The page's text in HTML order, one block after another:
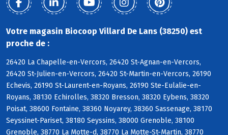
Votre magasin Biocoop Villard De Lans (38250) est
proche de :
26420 La Chapelle-en-Vercors, 26420 St-Agnan-en-Vercors,
26420 St-Julien-en-Vercors, 26420 St-Martin-en-Vercors, 26190
Echevis, 26190 St-Laurent-en-Royans, 26190 Ste-Eulalie-en-
Royans, 38130 Echirolles, 38320 Bresson, 38320 Eybens, 38320
Poisat, 38600 Fontaine, 38360 Noyarey, 38360 Sassenage, 38170
Seyssinet-Pariset, 38180 Seyssins, 38000 Grenoble, 38100
Grenoble, 38770 La Motte-d, 38770 La Motte-St-Martin, 38770